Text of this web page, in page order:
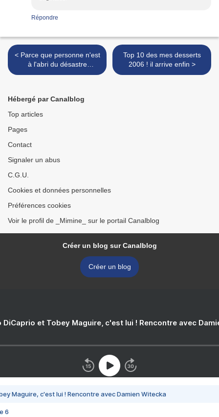
Répondre
< Parce que personne n'est
à l'abri du désastre
culinaire...
Top 10 des mes desserts
2006 ! il arrive enfin >
Hébergé par Canalblog
Top articles
Pages
Contact
Signaler un abus
C.G.U.
Cookies et données personnelles
Préférences cookies
Voir le profil de _Mimine_ sur le portail Canalblog
Créer un blog sur Canalblog
Créer un blog
DiCaprio et Tobey Maguire, c'est lui ! Rencontre avec
Maguire, c'est lui ! Rencontre avec Damien Witecka
6